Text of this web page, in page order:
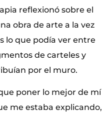
reflexionó sobre el
obra de arte a la vez
lo que podía ver entre
de carteles y
por el muro.
poner lo mejor de mí
me estaba explicando,